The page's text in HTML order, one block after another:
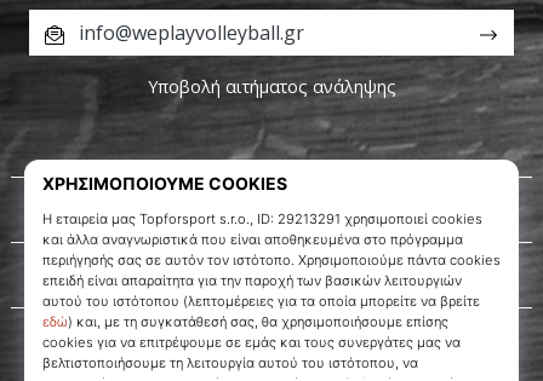
Εμφάνιση
όλων
των
άρθρων
Σχετικά μ' εμάς
Εξυπηρέτηση πελατών
info@weplayvolleyball.gr
Υποβολή αιτήματος ανάληψης